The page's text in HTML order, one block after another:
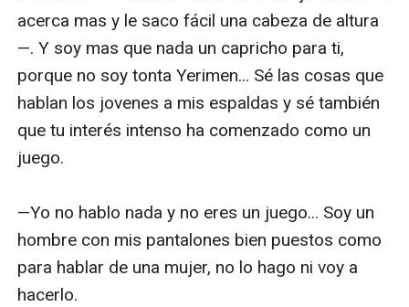
acerca mas y le saco fácil una cabeza de altura
—. Y soy mas que nada un capricho para ti,
porque no soy tonta Yerimen... Sé las cosas que
hablan los jovenes a mis espaldas y sé también
que tu interés intenso ha comenzado como un
juego.
—Yo no hablo nada y no eres un juego... Soy un
hombre con mis pantalones bien puestos como
para hablar de una mujer, no lo hago ni voy a
hacerlo.